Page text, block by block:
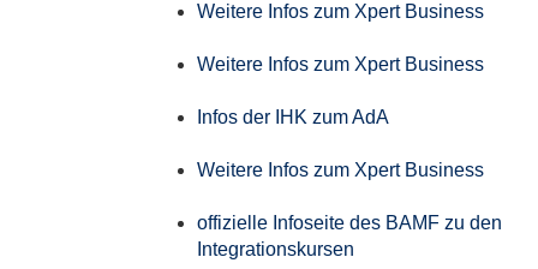
Weitere Infos zum Xpert Business
Weitere Infos zum Xpert Business
Infos der IHK zum AdA
Weitere Infos zum Xpert Business
offizielle Infoseite des BAMF zu den
Integrationskursen